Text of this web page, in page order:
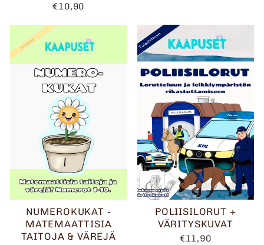
€10,90
NUMEROKUKAT -
MATEMAATTISIA
TAITOJA & VÄREJÄ
POLIISILORUT +
VÄRITYSKUVAT
€11,90